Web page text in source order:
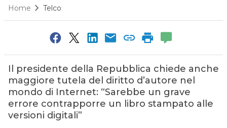
Home Telco
Il presidente della Repubblica chiede anche
maggiore tutela del diritto d’autore nel
mondo di Internet: “Sarebbe un grave
errore contrapporre un libro stampato alle
versioni digitali”